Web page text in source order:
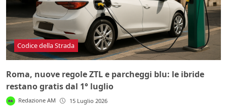
Codice della Strada
Roma, nuove regole ZTL e parcheggi blu: le ibride
restano gratis dal 1° luglio
Redazione AM 15 Luglio 2026